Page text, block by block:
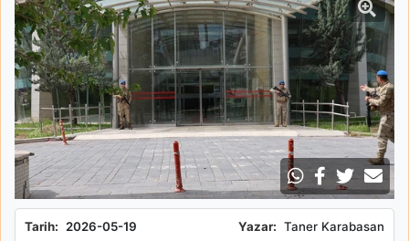
Tarih: 2026-05-19 Yazar: Taner Karabasan